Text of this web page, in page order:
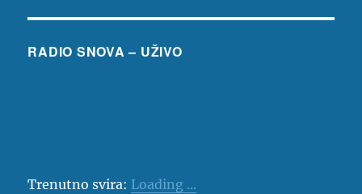
RADIO SNOVA – UŽIVO
Trenutno svira: Loading ...